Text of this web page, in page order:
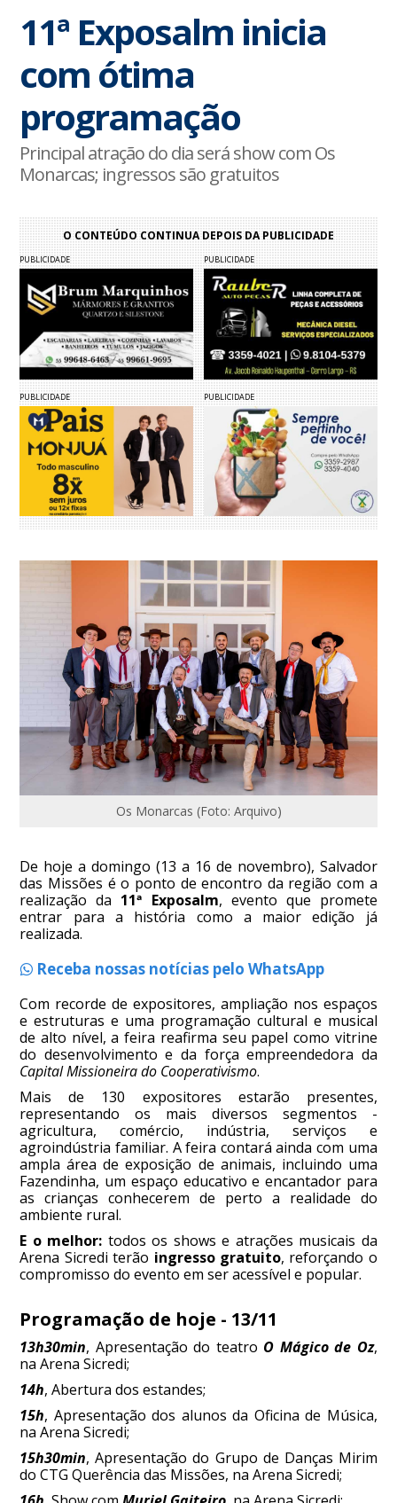
11ª Exposalm inicia
com ótima
programação
Principal atração do dia será show com Os
Monarcas; ingressos são gratuitos
O CONTEÚDO CONTINUA DEPOIS DA PUBLICIDADE
PUBLICIDADE PUBLICIDADE
PUBLICIDADE PUBLICIDADE
Os Monarcas (Foto: Arquivo)
De hoje a domingo (13 a 16 de novembro), Salvador
das Missões é o ponto de encontro da região com a
realização da 11ª Exposalm, evento que promete
entrar para a história como a maior edição já
realizada.
Receba nossas notícias pelo WhatsApp
Com recorde de expositores, ampliação nos espaços
e estruturas e uma programação cultural e musical
de alto nível, a feira reafirma seu papel como vitrine
do desenvolvimento e da força empreendedora da
Capital Missioneira do Cooperativismo.
Mais de 130 expositores estarão presentes,
representando os mais diversos segmentos -
agricultura, comércio, indústria, serviços e
agroindústria familiar. A feira contará ainda com uma
ampla área de exposição de animais, incluindo uma
Fazendinha, um espaço educativo e encantador para
as crianças conhecerem de perto a realidade do
ambiente rural.
E o melhor: todos os shows e atrações musicais da
Arena Sicredi terão ingresso gratuito, reforçando o
compromisso do evento em ser acessível e popular.
Programação de hoje - 13/11
13h30min, Apresentação do teatro O Mágico de Oz,
na Arena Sicredi;
14h, Abertura dos estandes;
15h, Apresentação dos alunos da Oficina de Música,
na Arena Sicredi;
15h30min, Apresentação do Grupo de Danças Mirim
do CTG Querência das Missões, na Arena Sicredi;